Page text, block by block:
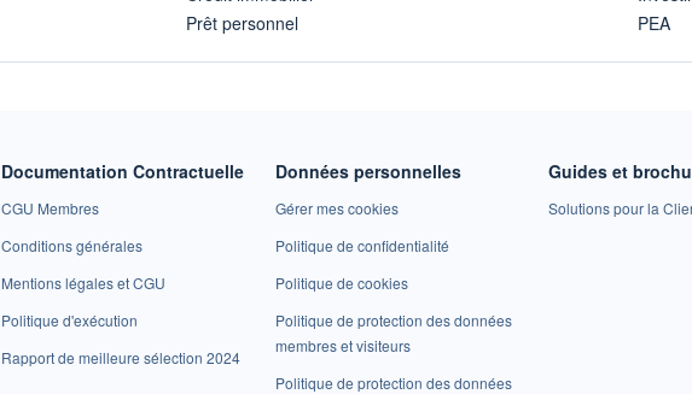
Prêt personnel
PEA
Documentation Contractuelle
CGU Membres
Conditions générales
Mentions légales et CGU
Politique d'exécution
Rapport de meilleure sélection 2024
Données personnelles
Gérer mes cookies
Politique de confidentialité
Politique de cookies
Politique de protection des données
membres et visiteurs
Politique de protection des données
Guides et
Solutions pour la